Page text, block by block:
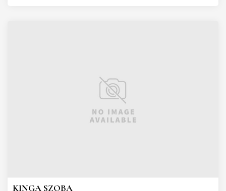
KINGA SZOBA